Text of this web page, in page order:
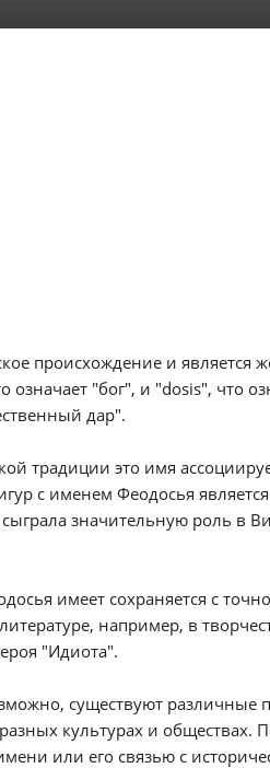
происхождение и
означает "бог", и "dosis",
дар".
традиции это имя
с именем Феодосья
значительную роль в
имеет сохраняется с
например, в
"Идиота".
существуют различные
культурах и обществах.
или его связью с